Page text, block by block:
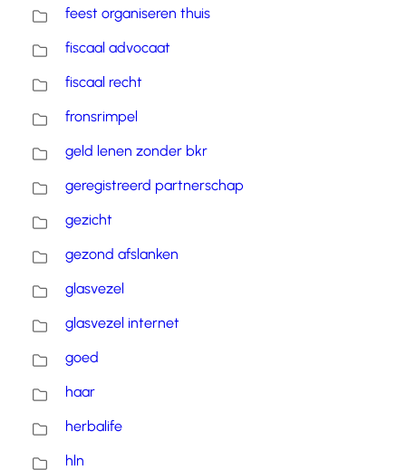
feest organiseren thuis
fiscaal advocaat
fiscaal recht
fronsrimpel
geld lenen zonder bkr
geregistreerd partnerschap
gezicht
gezond afslanken
glasvezel
glasvezel internet
goed
haar
herbalife
hln